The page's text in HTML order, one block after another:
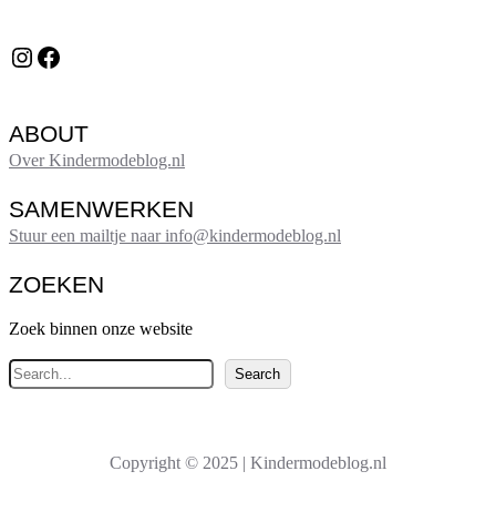
Instagram Facebook
ABOUT
Over Kindermodeblog.nl
SAMENWERKEN
Stuur een mailtje naar info@kindermodeblog.nl
ZOEKEN
Zoek binnen onze website
Z
o
e
Search
Copyright © 2025 | Kindermodeblog.nl